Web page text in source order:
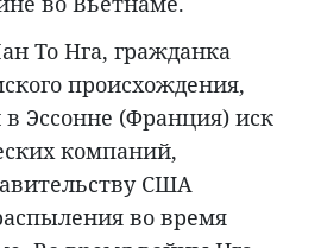
То Нга, гражданка
происхождения,
в Эссонне (Франция) иск
компаний,
США
во время